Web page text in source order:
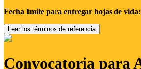
Fecha límite para entregar hojas de vida:
Leer los términos de referencia
Convocatoria para